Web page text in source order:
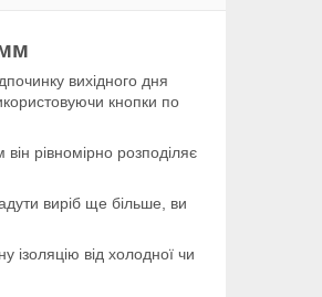
вихідного дня
кнопки по
рівномірно розподіляє
виріб ще більше, ви
від холодної чи